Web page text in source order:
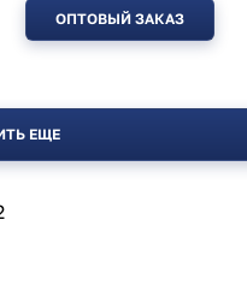
ОПТОВЫЙ ЗАКАЗ
ЕЩЕ